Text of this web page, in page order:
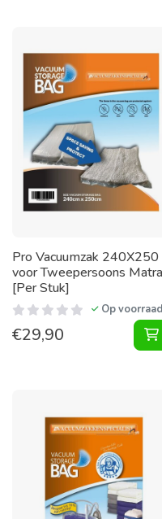
Pro Vacuumzak 240X250
voor Tweepersoons
[Per Stuk]
Op voorraad
€29,90